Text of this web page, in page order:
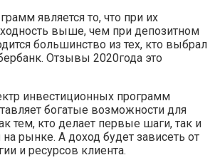
является то, что при их
выше, чем при депозитном
большинство из тех, кто выбрал
Отзывы 2020года это
инвестиционных программ
богатые возможности для
тем, кто делает первые шаги, так и
рынке. А доход будет зависеть от
и ресурсов клиента.